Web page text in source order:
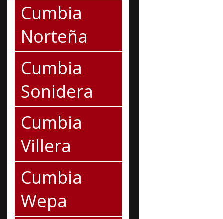
Cumbia
Norteña
Cumbia
Sonidera
Cumbia
Villera
Cumbia
Wepa